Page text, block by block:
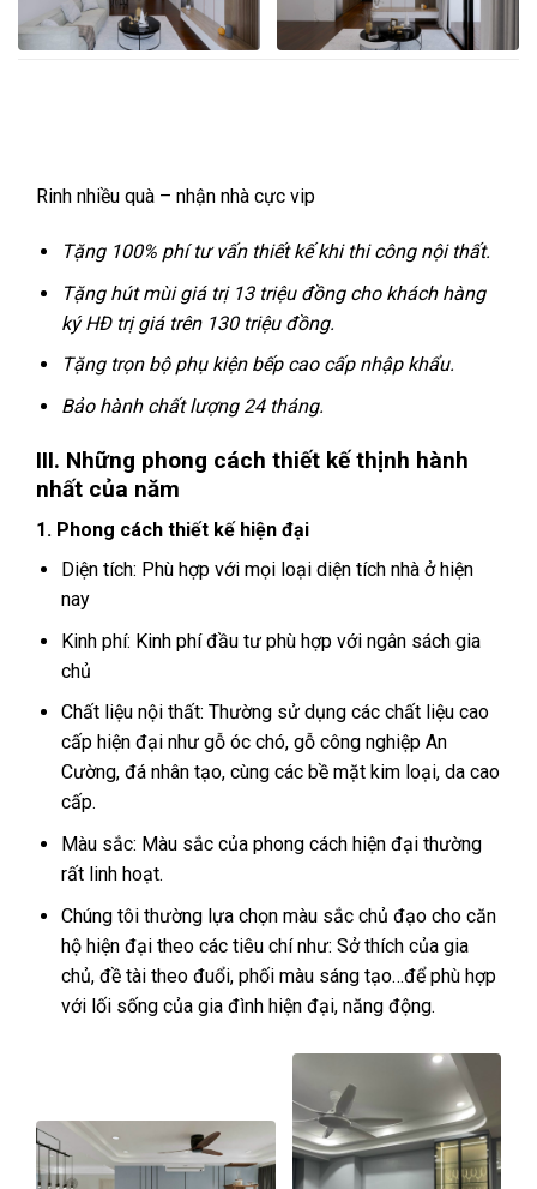
Rinh nhiều quà – nhận nhà cực vip
Tặng 100% phí tư vấn thiết kế khi thi công nội thất.
Tặng hút mùi giá trị 13 triệu đồng cho khách hàng
ký HĐ trị giá trên 130 triệu đồng.
Tặng trọn bộ phụ kiện bếp cao cấp nhập khẩu.
Bảo hành chất lượng 24 tháng.
III. Những phong cách thiết kế thịnh hành
nhất của năm
1. Phong cách thiết kế hiện đại
Diện tích: Phù hợp với mọi loại diện tích nhà ở hiện
nay
Kinh phí: Kinh phí đầu tư phù hợp với ngân sách gia
chủ
Chất liệu nội thất: Thường sử dụng các chất liệu cao
cấp hiện đại như gỗ óc chó, gỗ công nghiệp An
Cường, đá nhân tạo, cùng các bề mặt kim loại, da cao
cấp.
Màu sắc: Màu sắc của phong cách hiện đại thường
rất linh hoạt.
Chúng tôi thường lựa chọn màu sắc chủ đạo cho căn
hộ hiện đại theo các tiêu chí như: Sở thích của gia
chủ, đề tài theo đuổi, phối màu sáng tạo…để phù hợp
với lối sống của gia đình hiện đại, năng động.